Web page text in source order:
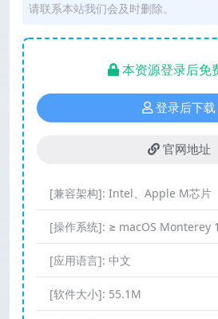
请联系本站我们会及时删除。
本资源登录后免
登录后下载
官网地址
[兼容架构]: Intel、Apple M芯片
[操作系统]: ≥ macOS Monterey
[应用语言]: 中文
[软件大小]: 55.1M